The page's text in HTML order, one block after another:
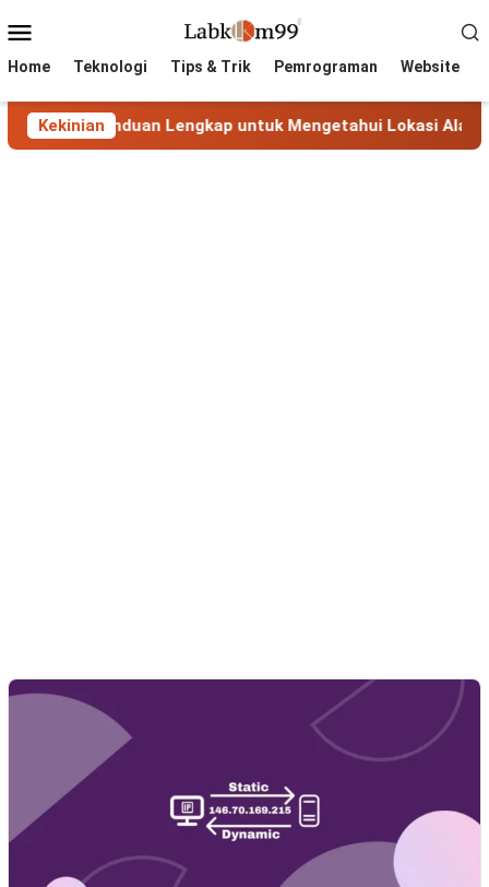
to
Menu
Home Teknologi Tips & Trik Pemrograman Website
Kekinian
IP: Panduan Lengkap untuk Mengetahui Lokasi Alamat IP